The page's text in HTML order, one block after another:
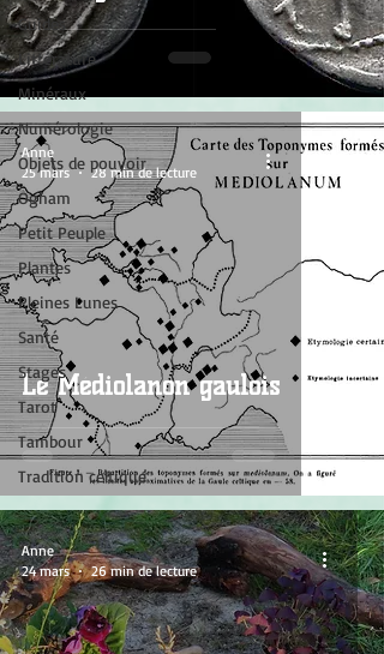
Guides
Littérature
Minéraux
Numérologie
Objets de pouvoir
Ogham
Petit Peuple
Plantes
Pleines Lunes
Santé
Stages
Tarot
Tambour
Tradition celtique
Le Médiolanon gaulois
Anne
25 mars
28 min de lecture
Anne
24 mars
26 min de lecture